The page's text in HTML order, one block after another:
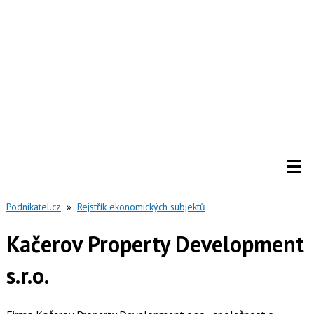
Podnikatel.cz » Rejstřík ekonomických subjektů
Kačerov Property Development
s.r.o.